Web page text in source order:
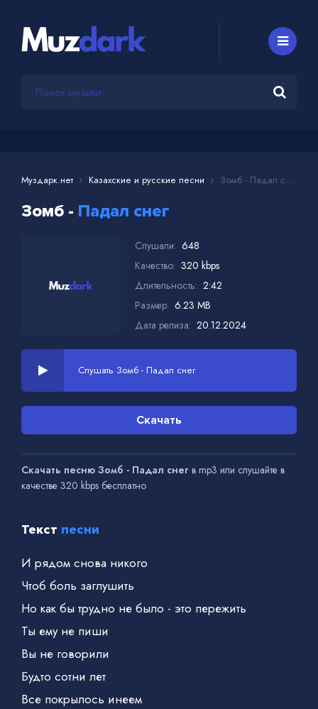
Муздарк.нет Казахские и русские песни Зомб - Падал снег
Зомб - Падал снег
Слушали: 648
Качество: 320 kbps
Длительность: 2:42
Размер: 6.23 MB
Дата релиза: 20.12.2024
Слушать Зомб - Падал снег
Скачать
Скачать песню Зомб - Падал снег в mp3 или слушайте в
качестве 320 kbps бесплатно
Текст песни
И рядом снова никого
Чтоб боль заглушить
Но как бы трудно не было - это пережить
Ты ему не пиши
Вы не говорили
Будто сотни лет
Все покрылось инеем